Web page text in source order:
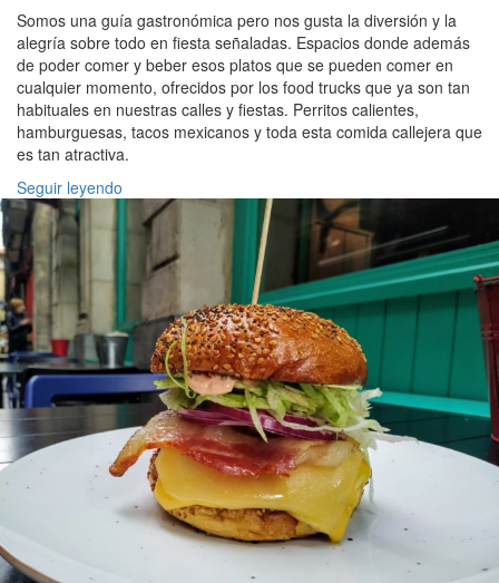
Somos una guía gastronómica pero nos gusta la diversión y la
alegría sobre todo en fiesta señaladas. Espacios donde además
de poder comer y beber esos platos que se pueden comer en
cualquier momento, ofrecidos por los food trucks que ya son tan
habituales en nuestras calles y fiestas. Perritos calientes,
hamburguesas, tacos mexicanos y toda esta comida callejera que
es tan atractiva.
Seguir leyendo